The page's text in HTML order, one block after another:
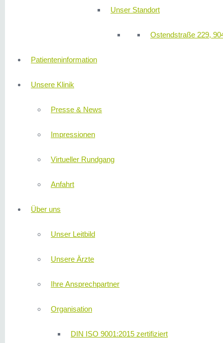
Unser Standort
Ostendstraße 229,
Patienteninformation
Unsere Klinik
Presse & News
Impressionen
Virtueller Rundgang
Anfahrt
Über uns
Unser Leitbild
Unsere Ärzte
Ihre Ansprechpartner
Organisation
DIN ISO 9001:2015 zertifiziert